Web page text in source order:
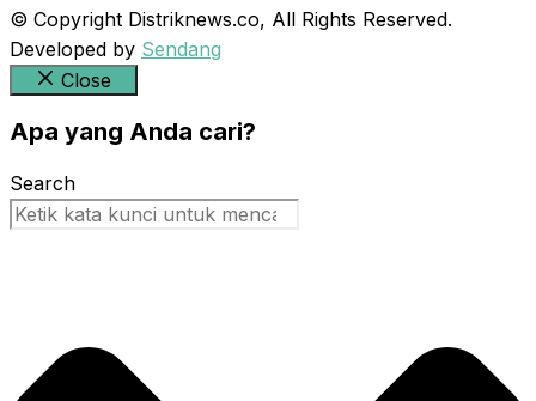
© Copyright Distriknews.co, All Rights Reserved.
Developed by Sendang
Close
Apa yang Anda cari?
Search